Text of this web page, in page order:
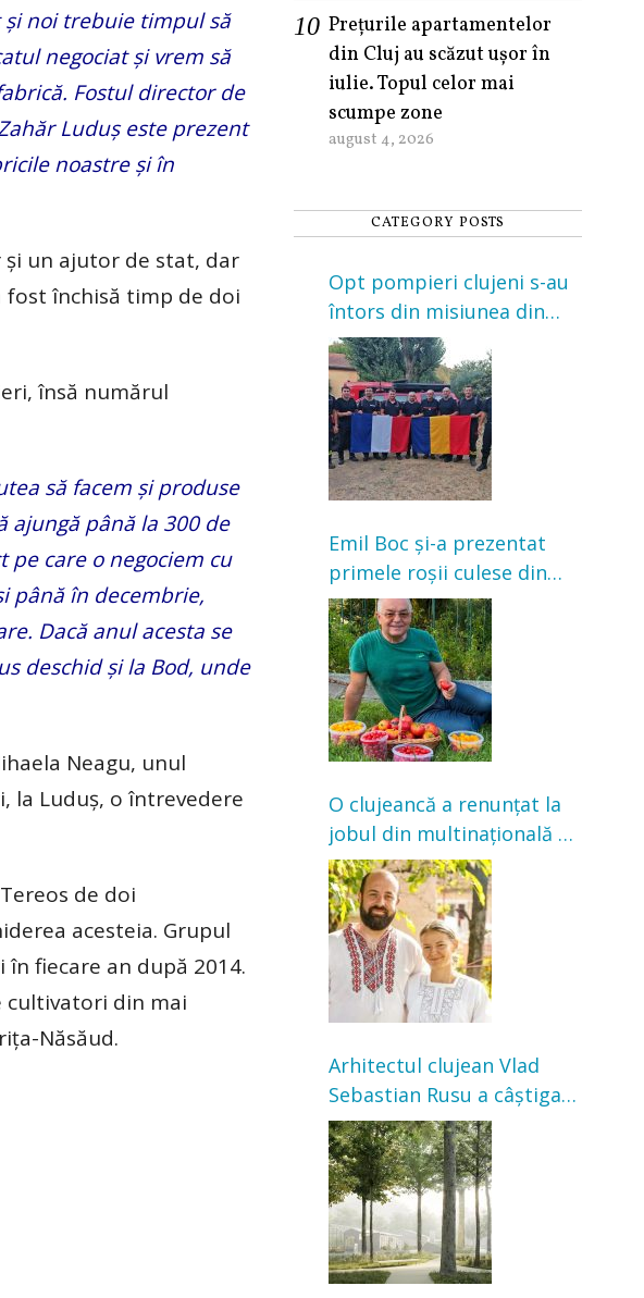
noi trebuie timpul să
negociat şi vrem să
Fostul director de
Luduş este prezent
noastre şi în
şi un ajutor de stat, dar
fost închisă timp de doi
însă numărul
să facem şi produse
ajungă până la 300 de
care o negociem cu
până în decembrie,
Dacă anul acesta se
deschid şi la Bod, unde
Neagu, unul
la Luduş, o întrevedere
de doi
acesteia. Grupul
fiecare an după 2014.
cultivatori din mai
Năsăud.
Prețurile apartamentelor
din Cluj au scăzut ușor în
iulie. Topul celor mai
scumpe zone
august 4, 2026
CATEGORY POSTS
Opt pompieri clujeni s-au
întors din misiunea din
Franța. Au intervenit la
incendii de vegetație și
pădure
Emil Boc și-a prezentat
primele roșii culese din
grădină: „Niciun magazin
nu poate oferi această
satisfacție”
O clujeancă a renunțat la
jobul din multinațională și
s-a mutat la țară. Acum
cultivă legume în grădina
bunicilor
Arhitectul clujean Vlad
Sebastian Rusu a câștigat
concursul pentru
transformarea Grădinii
Casei Universitarilor